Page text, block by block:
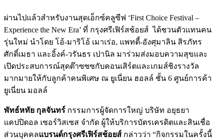
ผ่านไปแล้วสำหรับงานสุดเอ็กซ์คลูซีฟ ‘First Choice Festival –
Experience the New Era’ ที่ กรุงศรีเฟิร์สช้อยส์ ได้ชวนตัวแทนคน
รุ่นใหม่ นำโดย โอ้-มาริโอ้ เมาเร่อ, แพทตี้-อังศุมาลิน สิรภัทร
ศักดิ์เมธา และอิ้งค์-วรันธร เปานิล มาร่วมส่งมอบความสุขและ
เปิดประสบการณ์สุดต๊าซซซกับคอนเสิร์ตและเกมส์ชิงรางวัล
มากมายให้กับลูกค้าคนพิเศษ ณ ยูเนี่ยน ฮอลล์ ชั้น 6 ศูนย์การค้า
ยูเนี่ยน มอลล์
พัทธ์หทัย กุลจันทร์ กรรมการผู้จัดการใหญ่ บริษัท อยุธยา
แคปปิตอล เซอร์วิสเซส จำกัด ผู้ให้บริการบัตรเครดิตและสินเชื่อ
ส่วนบุคคลแบรนด์กรุงศรีเฟิร์สช้อยส์ กล่าวว่า “กิจกรรมในครั้งนี้